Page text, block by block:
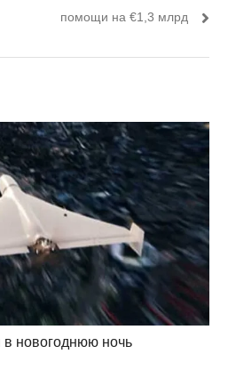
помощи на €1,3 млрд
в новогоднюю ночь